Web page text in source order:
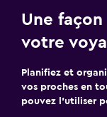
Une
votre
Planifiez et
vos proches en
pouvez l’utiliser